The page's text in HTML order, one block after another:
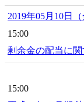
2019年05月10日（
15:00
剰余金の配当に
15:00